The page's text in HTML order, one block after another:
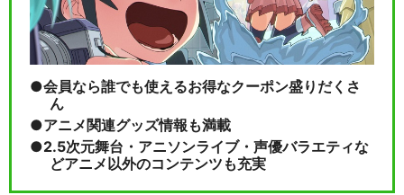
会員なら誰でも使えるお得なクーポン盛りだくさ
ん
アニメ関連グッズ情報も満載
2.5次元舞台・アニソンライブ・声優バラエティな
どアニメ以外のコンテンツも充実